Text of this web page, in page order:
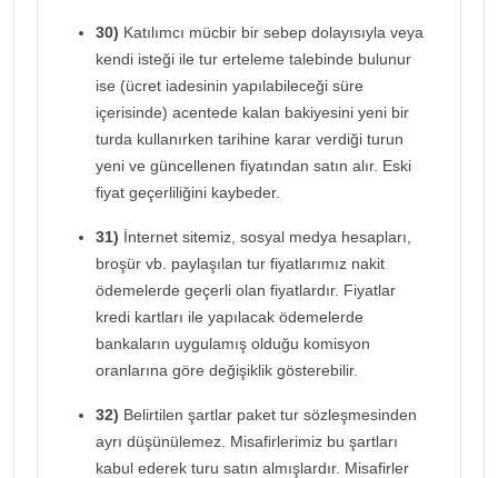
30) Katılımcı mücbir bir sebep dolayısıyla veya
kendi isteği ile tur erteleme talebinde bulunur
ise (ücret iadesinin yapılabileceği süre
içerisinde) acentede kalan bakiyesini yeni bir
turda kullanırken tarihine karar verdiği turun
yeni ve güncellenen fiyatından satın alır. Eski
fiyat geçerliliğini kaybeder.
31) İnternet sitemiz, sosyal medya hesapları,
broşür vb. paylaşılan tur fiyatlarımız nakit
ödemelerde geçerli olan fiyatlardır. Fiyatlar
kredi kartları ile yapılacak ödemelerde
bankaların uygulamış olduğu komisyon
oranlarına göre değişiklik gösterebilir.
32) Belirtilen şartlar paket tur sözleşmesinden
ayrı düşünülemez. Misafirlerimiz bu şartları
kabul ederek turu satın almışlardır. Misafirler